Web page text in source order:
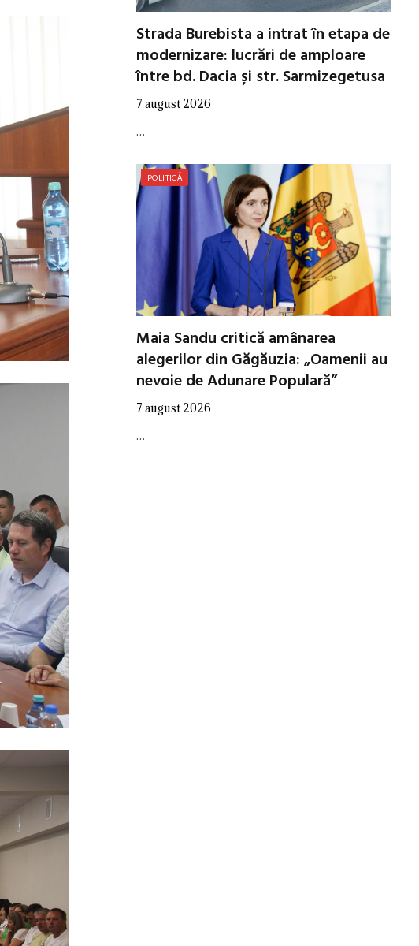
Strada Burebista a intrat în etapa de
modernizare: lucrări de amploare
între bd. Dacia și str. Sarmizegetusa
7 august 2026
…
POLITICĂ
Maia Sandu critică amânarea
alegerilor din Găgăuzia: „Oamenii au
nevoie de Adunare Populară”
7 august 2026
…